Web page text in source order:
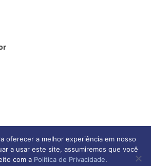
oferecer a melhor experiência em nosso
a usar este site, assumiremos que você
com a Política de Privacidade.